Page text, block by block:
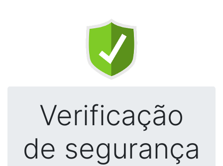
Verificação
de segurança